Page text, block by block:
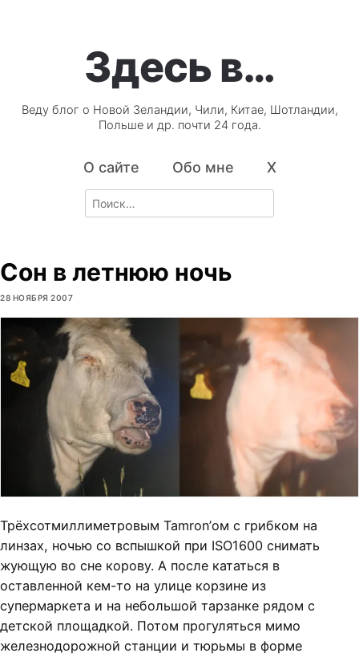
Здесь в…
Веду блог о Новой Зеландии, Чили, Китае, Шотландии,
Польше и др. почти 24 года.
О сайте Обо мне X
Search
for:
Сон в летнюю ночь
28 НОЯБРЯ 2007
Трёхсотмиллиметровым Tamron’ом с грибком на
линзах, ночью со вспышкой при ISO1600 снимать
жующую во сне корову. А после кататься в
оставленной кем-то на улице корзине из
супермаркета и на небольшой тарзанке рядом с
детской площадкой. Потом прогуляться мимо
железнодорожной станции и тюрьмы в форме